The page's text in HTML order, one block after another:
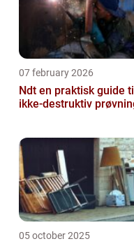
07 february 2026
Ndt en praktisk guide til
ikke-destruktiv
05 october 2025